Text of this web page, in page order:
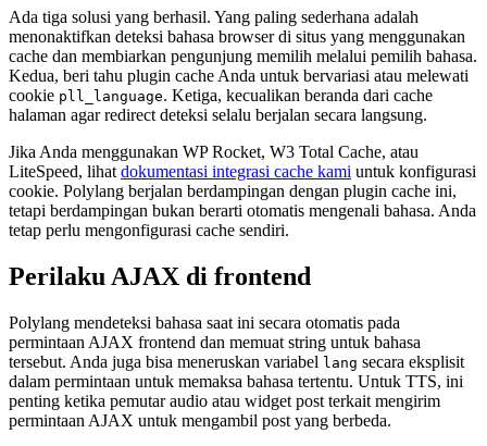
Ada tiga solusi yang berhasil. Yang paling sederhana adalah
menonaktifkan deteksi bahasa browser di situs yang menggunakan
cache dan membiarkan pengunjung memilih melalui pemilih bahasa.
Kedua, beri tahu plugin cache Anda untuk bervariasi atau melewati
cookie pll_language. Ketiga, kecualikan beranda dari cache
halaman agar redirect deteksi selalu berjalan secara langsung.
Jika Anda menggunakan WP Rocket, W3 Total Cache, atau
LiteSpeed, lihat dokumentasi integrasi cache kami untuk konfigurasi
cookie. Polylang berjalan berdampingan dengan plugin cache ini,
tetapi berdampingan bukan berarti otomatis mengenali bahasa. Anda
tetap perlu mengonfigurasi cache sendiri.
Perilaku AJAX di frontend
Polylang mendeteksi bahasa saat ini secara otomatis pada
permintaan AJAX frontend dan memuat string untuk bahasa
tersebut. Anda juga bisa meneruskan variabel lang secara eksplisit
dalam permintaan untuk memaksa bahasa tertentu. Untuk TTS, ini
penting ketika pemutar audio atau widget post terkait mengirim
permintaan AJAX untuk mengambil post yang berbeda.